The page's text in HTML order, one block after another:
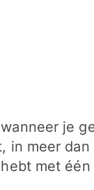
je
in meer
met één